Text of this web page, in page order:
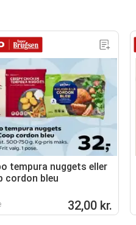
tempura nuggets eller
cordon bleu
32,00 kr.